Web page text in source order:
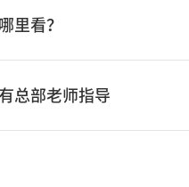
里看？
总部老师指导